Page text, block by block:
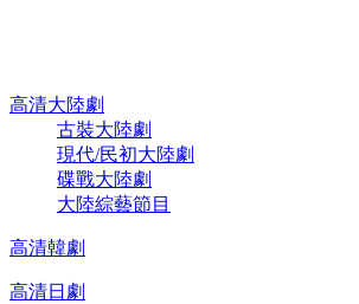
高清大陸劇
古裝大陸劇
現代/民初大陸劇
碟戰大陸劇
大陸綜藝節目
高清韓劇
高清日劇